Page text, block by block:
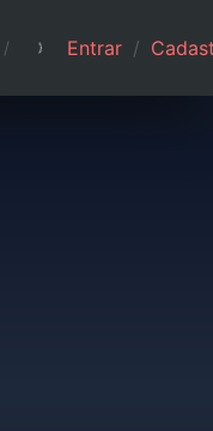
/ Entrar /